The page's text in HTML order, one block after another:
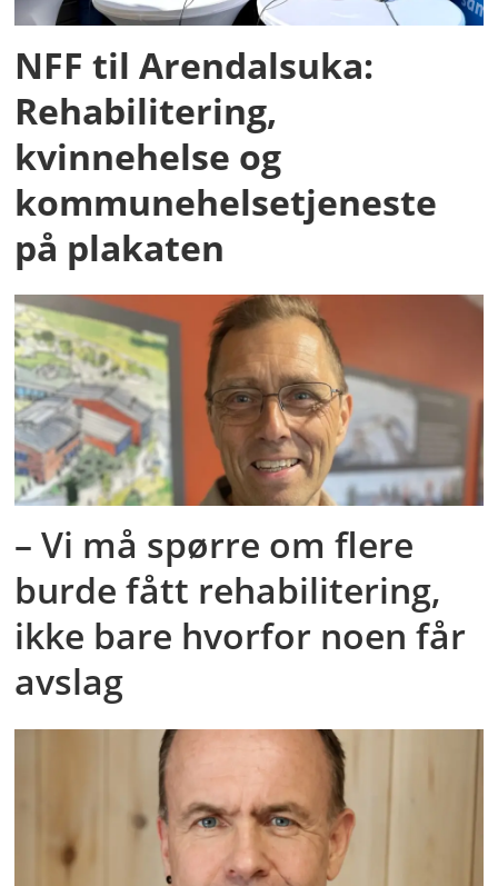
NFF til Arendalsuka:
Rehabilitering,
kvinnehelse og
kommunehelsetjeneste
på plakaten
– Vi må spørre om flere
burde fått rehabilitering,
ikke bare hvorfor noen får
avslag